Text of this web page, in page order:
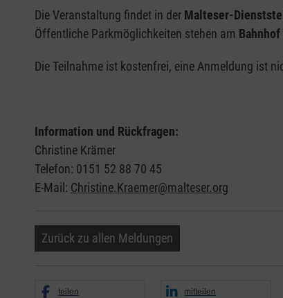
Die Veranstaltung findet in der Malteser-
Öffentliche Parkmöglichkeiten stehen am Bahnhof
Die Teilnahme ist kostenfrei, eine Anmeldung ist
Information und Rückfragen:
Christine Krämer
Telefon: 0151 52 88 70 45
E-Mail: Christine.Kraemer@malteser.org
Zurück zu allen Meldungen
teilen mitteilen